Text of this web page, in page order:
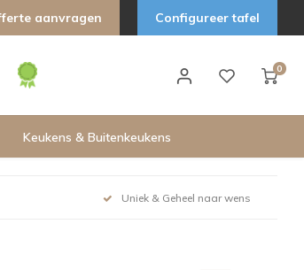
aanvragen Configureer tafel
0
Keukens & Buitenkeukens
Uniek & Geheel naar wens